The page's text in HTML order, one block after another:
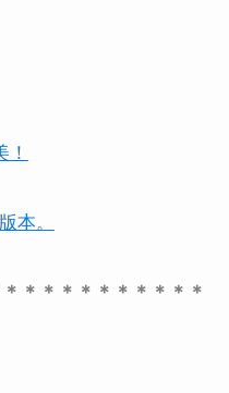
本。
＊＊＊＊＊＊＊＊＊＊